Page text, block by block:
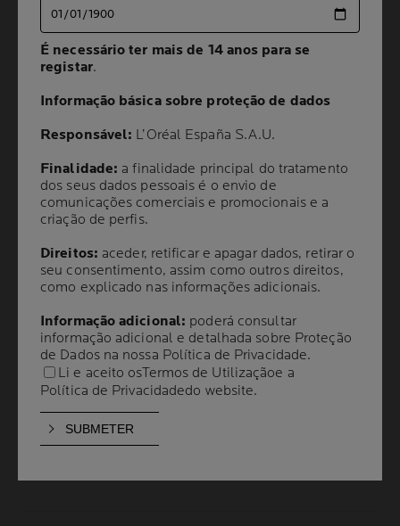
CAPACIDADE Volume
50 ml
POR DERMATOLOGISTAS
SPF50+ / UVA-PF 35
, uma fórmula
minimalista que não compromete a proteção.
A sua proteção de largo espetro protege a
pele dos raios UVA e UVB e ajuda
os danos causados pelo Infravermelho-A e pela
poluição.
Muito resistente à água e ao suor
É necessário ter mais de 14 anos para se
registar.
Informação básica sobre proteção de dados
Responsável: L’Oréal España S.A.U.
Finalidade: a finalidade principal do tratamento
dos seus dados pessoais é o envio de
comunicações comerciais e promocionais e a
criação de perfis.
Direitos: aceder, retificar e apagar dados, retirar o
seu consentimento, assim como outros direitos,
como explicado nas informações adicionais.
Informação adicional: poderá consultar
informação adicional e detalhada sobre Proteção
de Dados na nossa Política de Privacidade.
Li e aceito osTermos de Utilizaçãoe a
Política de Privacidadedo website.
É necessário ter mais de 14 anos para se
registar.
Informação básica sobre proteção de dados
Responsável: L’Oréal España S.A.U.
Finalidade: a finalidade principal do tratamento
dos seus dados pessoais é o envio de
comunicações comerciais e promocionais e a
criação de perfis.
Direitos: aceder, retificar e apagar dados, retirar o
seu consentimento, assim como outros direitos,
como explicado nas informações adicionais.
Informação adicional: poderá consultar
informação adicional e detalhada sobre Proteção
de Dados na nossa Política de Privacidade.
Li e aceito osTermos de Utilizaçãoe a
Política de Privacidadedo website.